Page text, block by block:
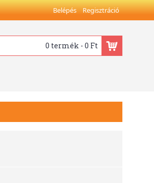
Belépés Regisztráció
0 termék - 0 Ft